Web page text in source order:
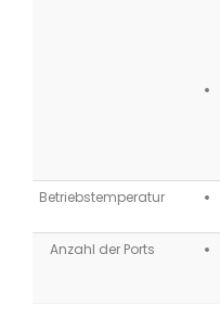
Betriebstemperatur
Anzahl der Ports